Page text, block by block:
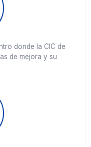
donde la CIC de
de mejora y su